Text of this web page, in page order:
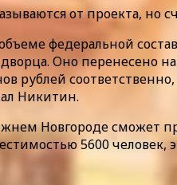
от проекта,
федеральной
дворца. Оно перенесено
рублей
Никитин.
Новгороде
5600 человек,